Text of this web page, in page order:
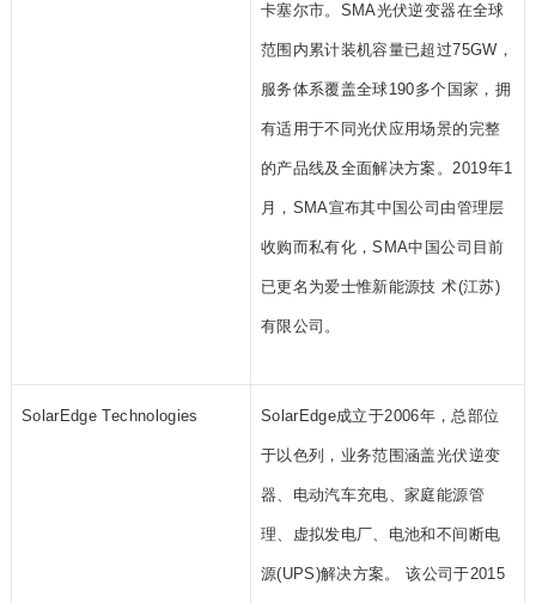
卡塞尔市。SMA光伏逆变器在全球
范围内累计装机容量已超过75GW，
服务体系覆盖全球190多个国家，拥
有适用于不同光伏应用场景的完整
的产品线及全面解决方案。2019年1
月，SMA宣布其中国公司由管理层
收购而私有化，SMA中国公司目前
已更名为爱士惟新能源技 术(江苏)
有限公司。
SolarEdge Technologies SolarEdge成立于2006年，总部位
于以色列，业务范围涵盖光伏逆变
器、电动汽车充电、家庭能源管
理、虚拟发电厂、电池和不间断电
源(UPS)解决方案。 该公司于2015